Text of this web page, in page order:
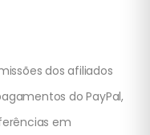
dos afiliados
do PayPal,
em